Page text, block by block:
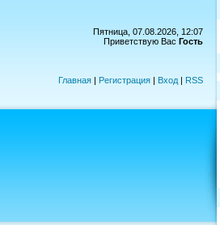
Пятница, 07.08.2026, 12:07
Приветствую Вас Гость
Главная | Регистрация | Вход | RSS